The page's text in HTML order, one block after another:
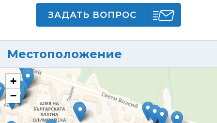
ЗАДАТЬ ВОПРОС
Местоположение
+
−